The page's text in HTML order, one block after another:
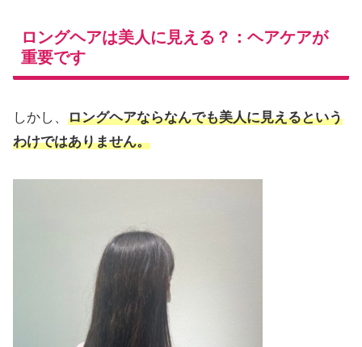
ロングヘアは美人に見える？：ヘアケアが
重要です
しかし、 ロングヘアならなんでも美人に見えるという
わけではありません。